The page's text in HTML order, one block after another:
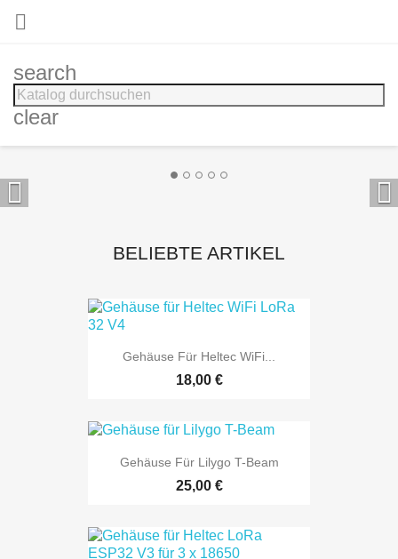

search
clear
 
BELIEBTE ARTIKEL
Gehäuse Für Heltec WiFi...
18,00 €
Gehäuse Für Lilygo T-Beam
25,00 €